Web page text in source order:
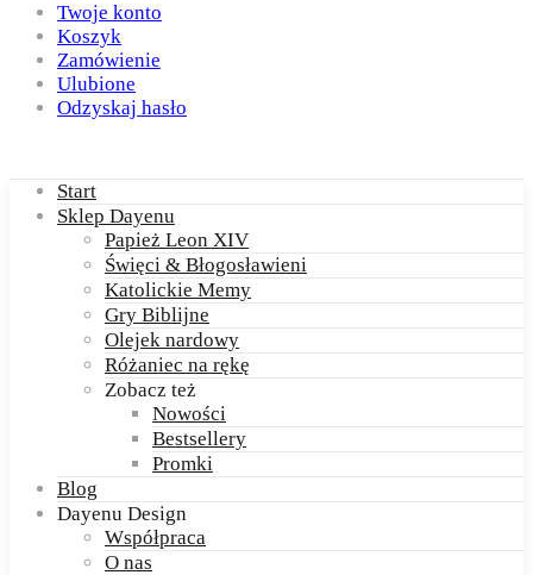
Twoje konto
Koszyk
Zamówienie
Ulubione
Odzyskaj hasło
Start
Sklep Dayenu
Papież Leon XIV
Święci & Błogosławieni
Katolickie Memy
Gry Biblijne
Olejek nardowy
Różaniec na rękę
Zobacz też
Nowości
Bestsellery
Promki
Blog
Dayenu Design
Współpraca
O nas